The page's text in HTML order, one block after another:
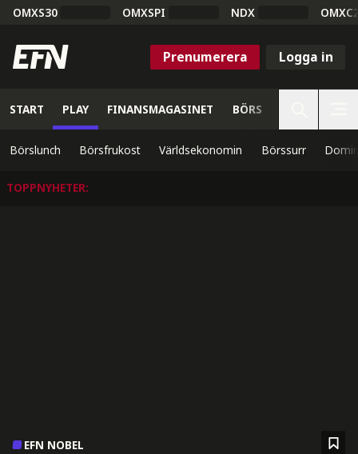
OMXS30 OMXSPI NDX
Prenumerera Logga in
START PLAY FINANSMAGASINET BÖRS
Börslunch Börsfrukost Världsekonomin Börssurr
TOPPNYHETER:
EFN NOBEL